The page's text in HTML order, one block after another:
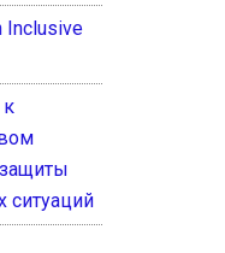
Inclusive
к
ситуаций